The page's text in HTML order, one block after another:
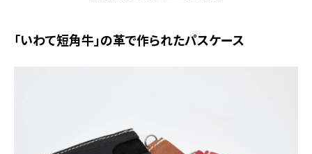
「いわて短角牛」の革で作られたパスケース